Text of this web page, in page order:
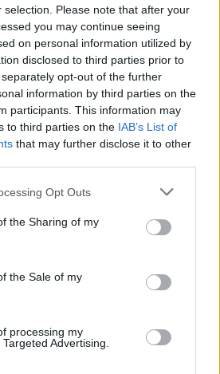
Please note that after your
you may continue seeing
on personal information utilized by
disclosed to third parties prior to
opt-out of the further
information by third parties on the
participants. This information may
to third parties on the IAB’s List of
that may further disclose it to other
Opt Outs
the Sharing of my
the Sale of my
processing my
Advertising.
az USA vezető pénzügyi
cége, a Citibank. A harmadik
meghaladta az elemzők
a lakossági hitelezési üzletág
lelombozó pedig a vállalati
év csődhullámával....
hírarchívumához
előfizetéses
tartalmazza:
cikkarchívum